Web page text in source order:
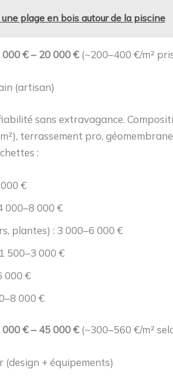
plage en bois autour de la piscine
000 € – 20 000 €(~200–400 €/m²
(artisan)
sans extravagance.
terrassement pro,
:
€
000–8 000 €
plantes) : 3 000–6 000 €
500–3 000 €
000 €
000 €
000 € – 45 000 €(~300–560 €/m²
+ équipements)